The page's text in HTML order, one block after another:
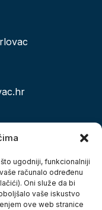
ugodniji, funkcionalniji
računalo određenu
Oni služe da bi
vaše iskustvo
ove web stranice